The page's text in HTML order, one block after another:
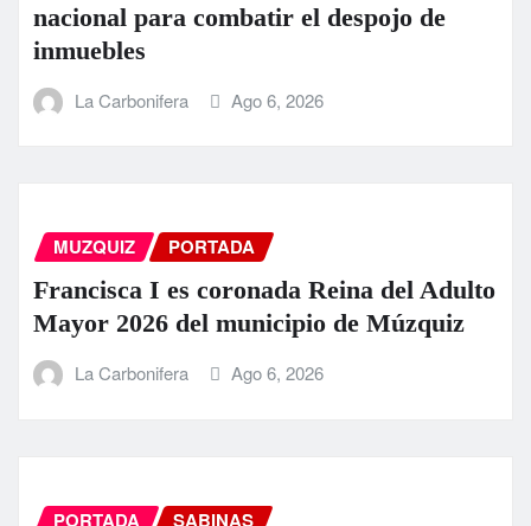
nacional para combatir el despojo de
inmuebles
La Carbonifera Ago 6, 2026
MUZQUIZ PORTADA
Francisca I es coronada Reina del Adulto
Mayor 2026 del municipio de Múzquiz
La Carbonifera Ago 6, 2026
PORTADA SABINAS